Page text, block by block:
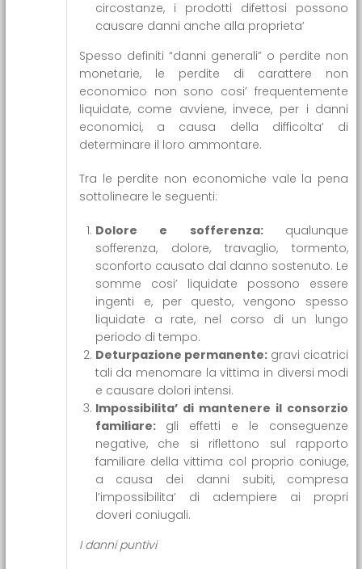
circostanze, i prodotti difettosi possono
causare danni anche alla proprieta’
Spesso definiti “danni generali” o perdite non
monetarie, le perdite di carattere non
economico non sono cosi’ frequentemente
liquidate, come avviene, invece, per i danni
economici, a causa della difficolta’ di
determinare il loro ammontare.
Tra le perdite non economiche vale la pena
sottolineare le seguenti:
Dolore e sofferenza: qualunque
sofferenza, dolore, travaglio, tormento,
sconforto causato dal danno sostenuto. Le
somme cosi’ liquidate possono essere
ingenti e, per questo, vengono spesso
liquidate a rate, nel corso di un lungo
periodo di tempo.
Deturpazione permanente: gravi cicatrici
tali da menomare la vittima in diversi modi
e causare dolori intensi.
Impossibilita’ di mantenere il consorzio
familiare: gli effetti e le conseguenze
negative, che si riflettono sul rapporto
familiare della vittima col proprio coniuge,
a causa dei danni subiti, compresa
l’impossibilita’ di adempiere ai propri
doveri coniugali.
I danni puntivi